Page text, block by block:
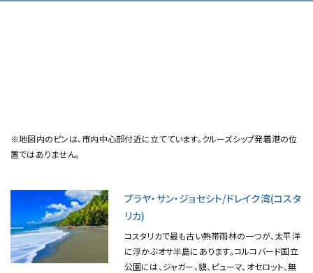
※地図内のピンは、市内中心部付近に立てています。クルーズシップ発着港の位
置ではありません。
プラヤ・サン・ジョセシト/ドレイク湾(コスタ
リカ)
コスタリカで最も古い熱帯雨林の一つが、太平洋
に浮かぶオサ半島にあります。コルコバード国立
公園には、ジャガー、貘、ピューマ、オセロット、無